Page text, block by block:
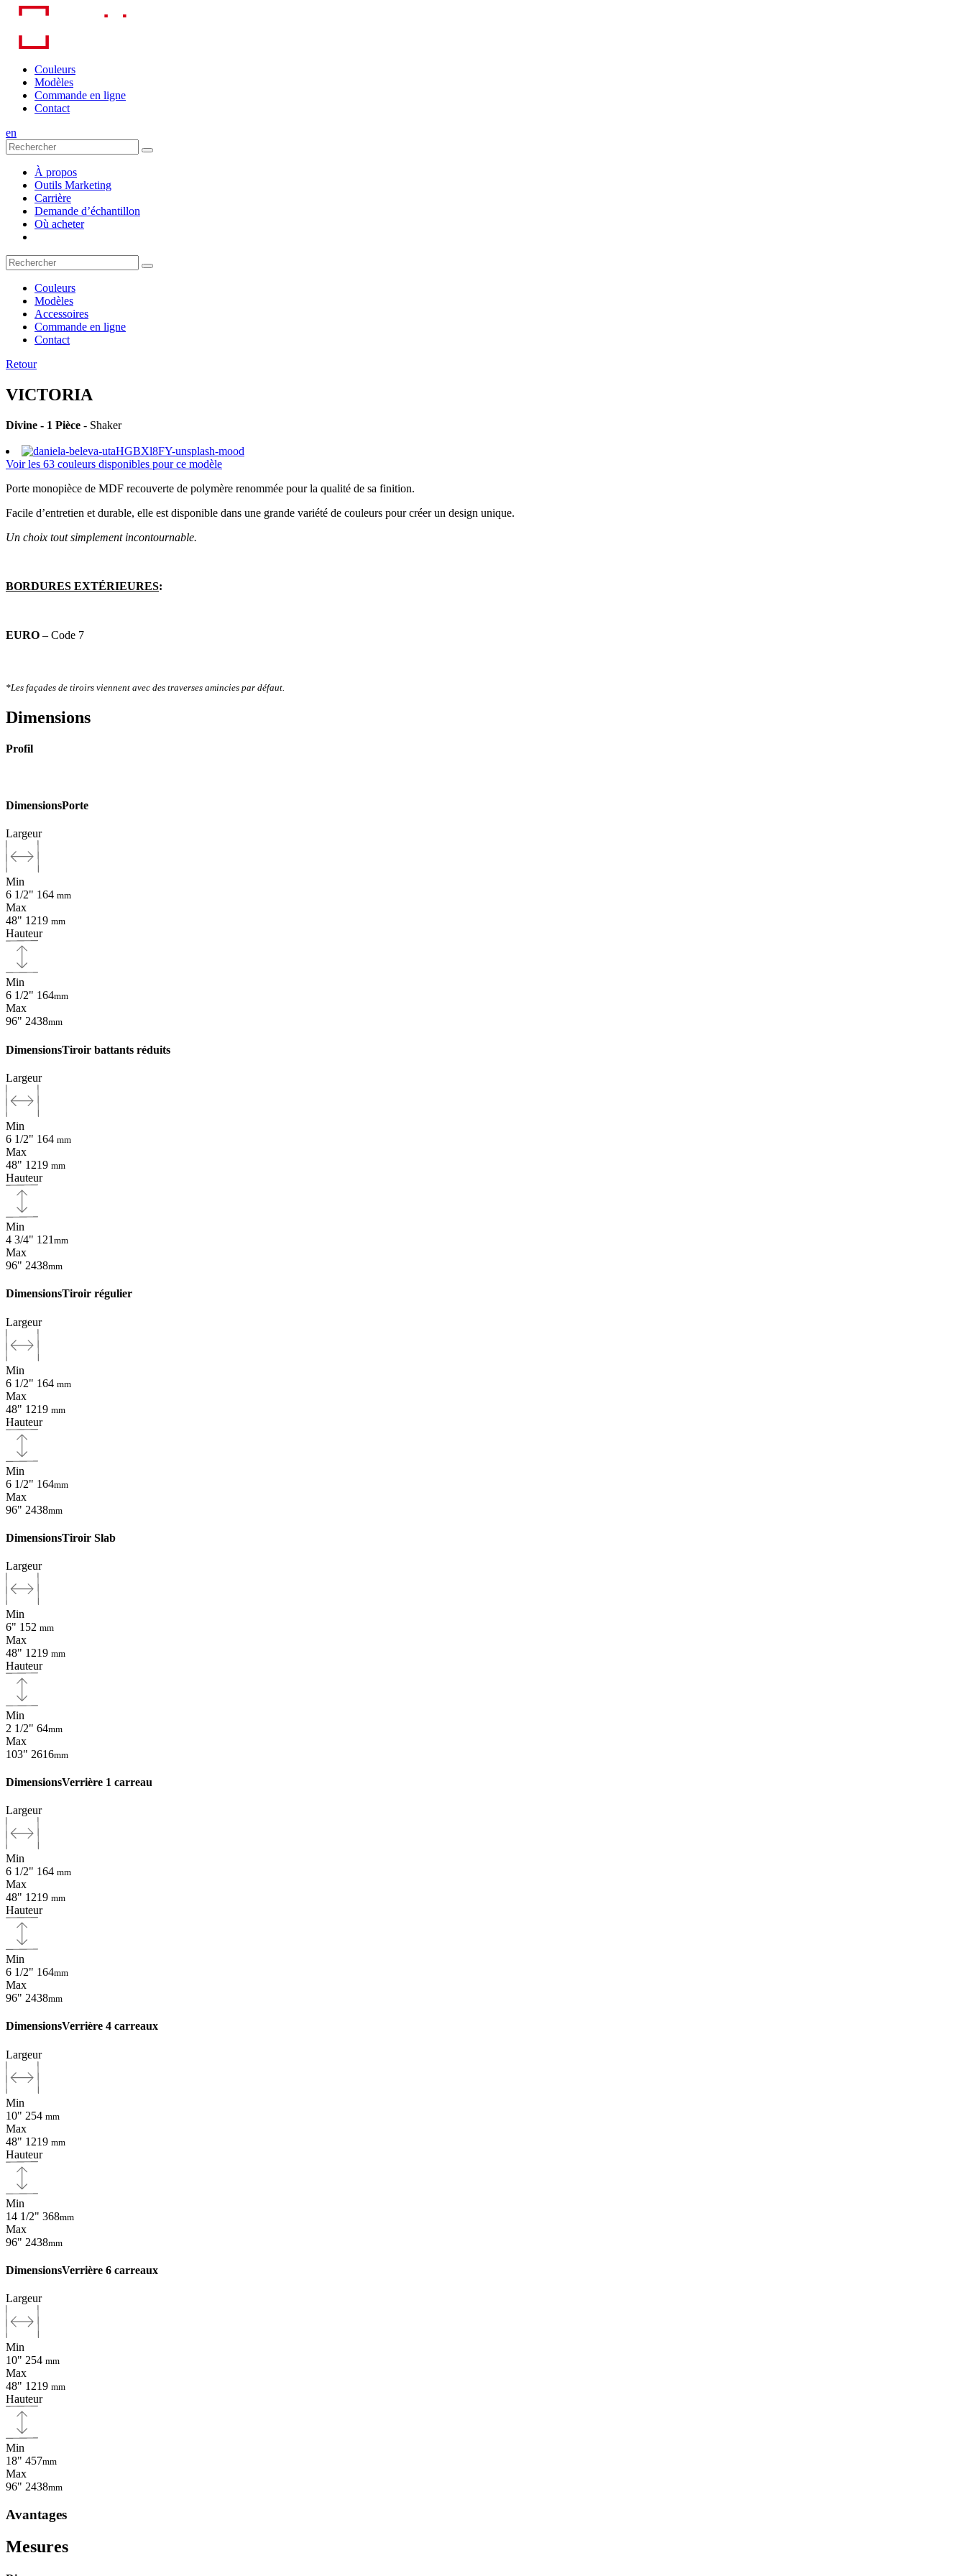
Skip
content
Couleurs
Modèles
Commande en ligne
Contact
en
À propos
Outils Marketing
Carrière
Demande d’échantillon
Où acheter
Couleurs
Modèles
Accessoires
Commande en ligne
Contact
Retour
VICTORIA
Divine - 1 Pièce - Shaker
Voir les 63 couleurs disponibles pour ce modèle
Porte monopièce de MDF recouverte de polymère renommée pour la qualité de sa finition.
Facile d’entretien et durable, elle est disponible dans une grande variété de couleurs pour créer un design unique.
Un choix tout simplement incontournable.
BORDURES EXTÉRIEURES:
EURO – Code 7
*Les façades de tiroirs viennent avec des traverses amincies par défaut.
Dimensions
Profil
DimensionsPorte
Largeur
Min
6 1/2" 164 mm
Max
48" 1219 mm
Hauteur
Min
6 1/2" 164mm
Max
96" 2438mm
DimensionsTiroir battants réduits
Largeur
Min
6 1/2" 164 mm
Max
48" 1219 mm
Hauteur
Min
4 3/4" 121 mm
Max
96" 2438mm
DimensionsTiroir régulier
Largeur
Min
6 1/2" 164 mm
Max
48" 1219 mm
Hauteur
Min
6 1/2" 164mm
Max
96" 2438mm
DimensionsTiroir Slab
Largeur
Min
6" 152 mm
Max
48" 1219 mm
Hauteur
Min
2 1/2" 64mm
Max
103" 2616mm
DimensionsVerrière 1 carreau
Largeur
Min
6 1/2" 164 mm
Max
48" 1219 mm
Hauteur
Min
6 1/2" 164mm
Max
96" 2438mm
DimensionsVerrière 4 carreaux
Largeur
Min
10" 254 mm
Max
48" 1219 mm
Hauteur
Min
14 1/2" 368mm
Max
96" 2438mm
DimensionsVerrière 6 carreaux
Largeur
Min
10" 254 mm
Max
48" 1219 mm
Hauteur
Min
18" 457mm
Max
96" 2438mm
Avantages
Mesures